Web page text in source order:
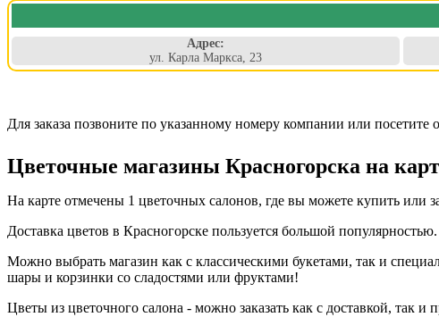
Адрес:
ул. Карла Маркса, 23
Для заказа позвоните по указанному номеру компании или
Цветочные магазины Красногорска на
На карте отмечены 1 цветочных салонов, где вы можете купить или
Доставка цветов в Красногорске пользуется большой популярностью.
Можно выбрать магазин как с классическими букетами, так и
шары и корзинки со сладостями или фруктами!
Цветы из цветочного салона - можно заказать как с доставкой, так и